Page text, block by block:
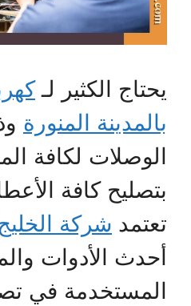
يحتاج الكثير لـ
بالمدينة المنورة
الوصلات لكافة
بتصليح كافة
تعتمد شركة
أحدث الأدوات
المستخدمة في